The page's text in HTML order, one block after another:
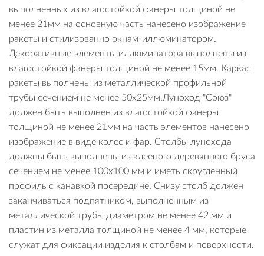
выполненных из влагостойкой фанеры толщиной не
менее 21мм на основную часть нанесено изображение
ракеты и стилизованно окнам-иллюминатором.
Декоративные элементы иллюминатора выполнены из
влагостойкой фанеры толщиной не менее 15мм. Каркас
ракеты выполнены из металлической профильной
трубы сечением не менее 50х25мм.Луноход "Союз"
должен быть выполнен из влагостойкой фанеры
толщиной не менее 21мм на часть элементов нанесено
изображение в виде колес и фар. Столбы лунохода
должны быть выполнены из клееного деревянного бруса
сечением не менее 100х100 мм и иметь скругленный
профиль с канавкой посередине. Снизу столб должен
заканчиваться подпятником, выполненным из
металлической трубы диаметром не менее 42 мм и
пластин из металла толщиной не менее 4 мм, которые
служат для фиксации изделия к столбам и поверхности.